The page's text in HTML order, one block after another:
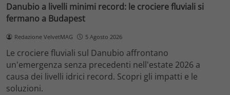
Danubio a livelli minimi record: le crociere fluviali si
fermano a Budapest
Redazione VelvetMAG 5 Agosto 2026
Le crociere fluviali sul Danubio affrontano
un'emergenza senza precedenti nell'estate 2026 a
causa dei livelli idrici record. Scopri gli impatti e le
soluzioni.